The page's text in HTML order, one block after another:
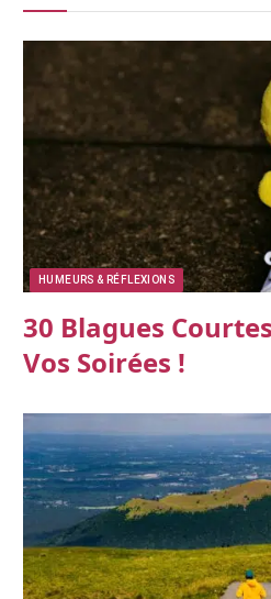
HUMEURS & RÉFLEXIONS
30 Blagues
Vos Soirées !